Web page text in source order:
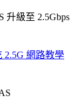
升級至 2.5Gbps
2.5G 網路教學